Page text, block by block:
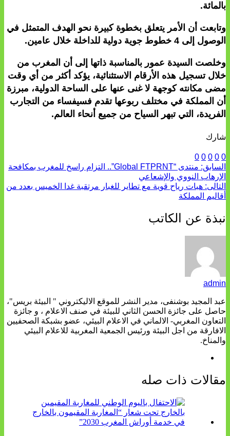
بالمائة.
وتابعت أن الأمر يتعلق بخطوة كبيرة نحو الهدف المتمثل في
الوصول إلى 4 خطوط جوية دولية للداخلة خلال عامين.
وخلصت السيدة عمور بالمناسبة ذاتها إلى أن المغرب من
خلال تسجيل هذه الأرقام الاستثنائية، يؤكد أكثر من أي وقت
مضى مكانته كوجهة لا غنى عنها على الساحة الدولية، مبرزة
أن المملكة في مختلف ربوعها تقدم فسيفساء من التجارب
الفريدة، التي تبهر السياح من جميع أنحاء العالم.
شارك
0
0
0
0
0
السابق:
منتدى “Global FTPRNT”.. التزام راسخ للمغرب بمكافحة
الإرهاب النووي والإشعاعي
التالى: هبات رياح قوية مع تطاير للغبار مرتقبة غدا الخميس بعدد من
أقاليم المملكة
نبذة عن الكاتب
admin
عبد المجيد بوشنفى، مدير النشر للموقع الاليكتروني " البيئة بريس"،
حاصل على جائزة الحسن الثاني للبيئة في صنف الاعلام ، و جائزة
التعاون المغربي- الالماني في الاعلام البيئي، عضو بشبكة الصحفيين
الافارقة من اجل البيئة ورئيس الجمعية المغربية للاعلام البيئي
والمناخ.
مقالات ذات صله